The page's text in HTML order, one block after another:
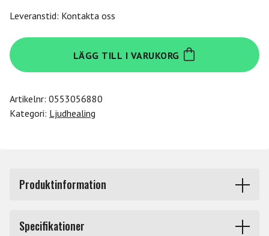
Leveranstid: Kontakta oss
Meinl
HPS-
LÄGG TILL I VARUKORG
Artikelnr: 0553056880
Kategori: Ljudhealing
Produktinformation
Specifikationer